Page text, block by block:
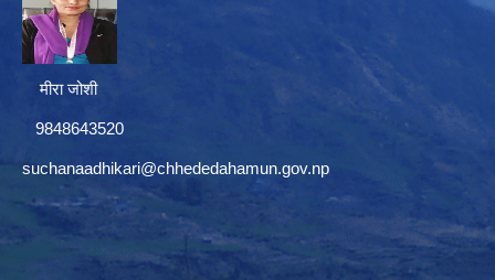
मीरा जोशी
9848643520
suchanaadhikari@chhededahamun.gov.np